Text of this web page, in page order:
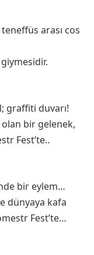
arası cos
graffiti duvarı!
olan bir gelenek,
Fest’te..
bir eylem…
dünyaya kafa
Fest’te…